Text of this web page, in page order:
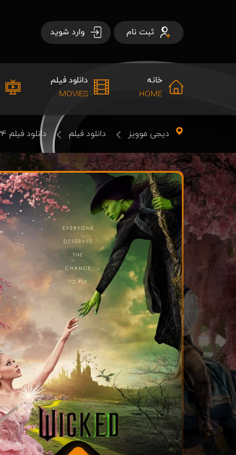
ثبت نام وارد شوید
خانه
HOME
دانلود فیلم
MOVIES
دیجی موویز دانلود فیلم دانلود فیلم Wicked 2024